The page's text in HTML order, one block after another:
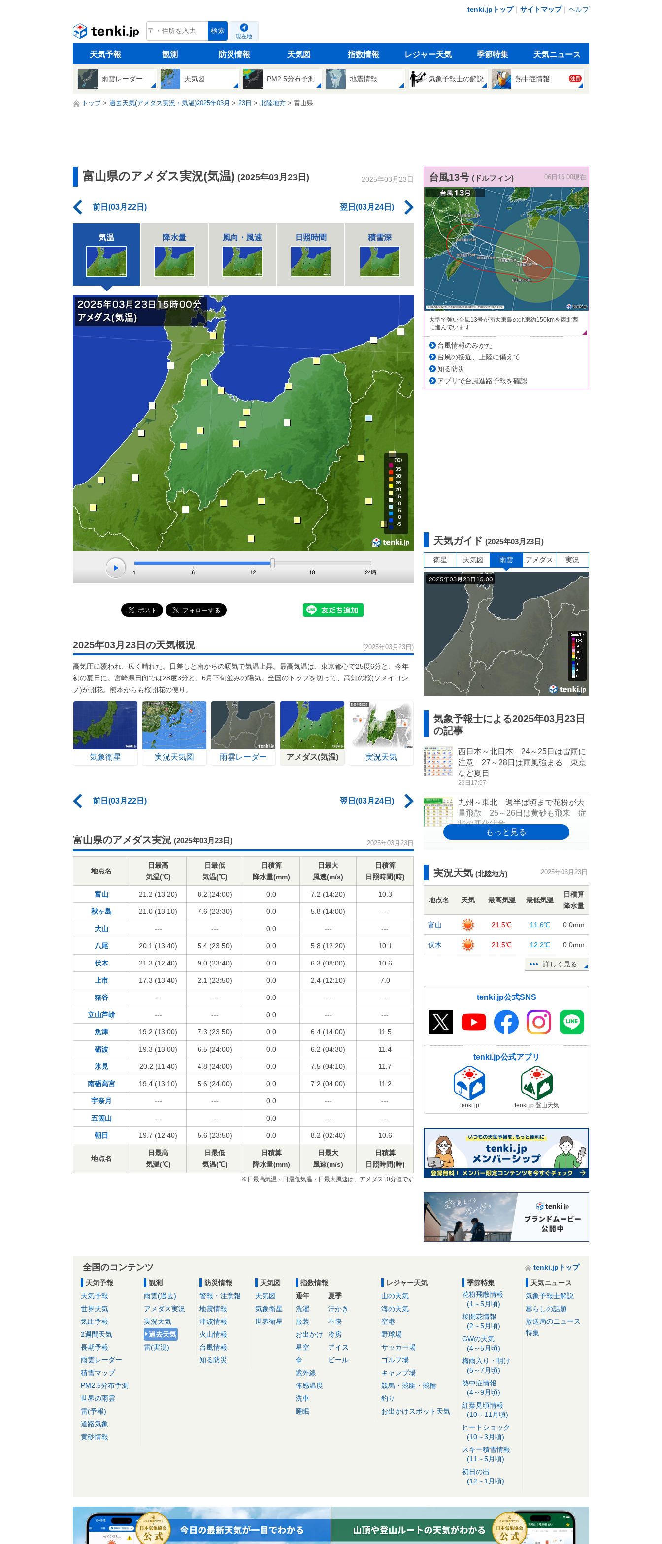
tenki.jpトップ｜ サイトマップ｜ ヘルプ
tenki.jp 検索
現在地
天気予報 観測 防災情報 天気図 指数情報 レジャー天気 季節特集 天気ニュース
雨雲レーダー 天気図 PM2.5分布予測 地震情報 気象予報士の解説 熱中症情報 注目
トップ 過去天気(アメダス実況・気温)2025年03月 23日 北陸地方 富山県
富山県のアメダス実況(気温) (2025年03月23日) 2025年03月23日
前日(03月22日) 翌日(03月24日)
気温 降水量 風向・風速 日照時間 積雪深
2025年03月23日の天気概況 (2025年03月23日)
高気圧に覆われ、広く晴れた。日差しと南からの暖気で気温上昇。最高気温は、東京都心で25度6分と、今年
初の夏日に。宮崎県日向では28度3分と、6月下旬並みの陽気。全国のトップを切って、高知の桜(ソメイヨシ
ノ)が開花。熊本からも桜開花の便り。
気象衛星 実況天気図 雨雲レーダー アメダス(気温) 実況天気
前日(03月22日) 翌日(03月24日)
富山県のアメダス実況 (2025年03月23日) 2025年03月23日
地点名
日最高
気温(℃)
日最低
気温(℃)
日積算
降水量(mm)
日最大
風速(m/s)
日積算
日照時間(時)
富山 21.2 (13:20) 8.2 (24:00) 0.0 7.2 (14:20) 10.3
秋ヶ島 21.0 (13:10) 7.6 (23:30) 0.0 5.8 (14:00) ---
大山 --- --- 0.0 --- ---
八尾 20.1 (13:40) 5.4 (23:50) 0.0 5.8 (12:20) 10.1
伏木 21.3 (12:40) 9.0 (23:40) 0.0 6.3 (08:00) 10.6
上市 17.3 (13:40) 2.1 (23:50) 0.0 2.4 (12:10) 7.0
猪谷 --- --- 0.0 --- ---
立山芦峅 --- --- 0.0 --- ---
魚津 19.2 (13:00) 7.3 (23:50) 0.0 6.4 (14:00) 11.5
砺波 19.3 (13:00) 6.5 (24:00) 0.0 6.2 (04:30) 11.4
氷見 20.2 (11:40) 4.8 (24:00) 0.0 7.5 (04:10) 11.7
南砺高宮 19.4 (13:10) 5.6 (24:00) 0.0 7.2 (04:00) 11.2
宇奈月 --- --- 0.0 --- ---
五箇山 --- --- 0.0 --- ---
朝日 19.7 (12:40) 5.6 (23:50) 0.0 8.2 (02:40) 10.6
地点名
日最高
気温(℃)
日最低
気温(℃)
日積算
降水量(mm)
日最大
風速(m/s)
日積算
日照時間(時)
※日最高気温・日最低気温・日最大風速は、アメダス10分値です
台風13号 (ドルフィン) 06日16:00現在
大型で強い台風13号が南大東島の北東約150kmを西北西
に進んでいます
台風情報のみかた
台風の接近、上陸に備えて
知る防災
アプリで台風進路予報を確認
天気ガイド (2025年03月23日)
衛星 天気図 雨雲 アメダス 実況
気象予報士による2025年03月23日
の記事
西日本～北日本 24～25日は雷雨に
注意 27～28日は雨風強まる 東京
など夏日
23日17:57
九州～東北 週半ば頃まで花粉が大
量飛散 25～26日は黄砂も飛来 症
状の悪化注意
き上がる予想
23日15:45
高知に続き 熊本や宇和島(愛媛県)で
も桜(ソメイヨシノ)が開花
23日15:34
【速報】高知で桜(ソメイヨシノ)開
花 昨年と同じ日に観測 気象官署
【速報】東京都心で今年初の最高気
23日13:42
東京都心の桜 つぼみがピンク色
に 季節先取りの陽気で 開花は秒
読み
23日12:45
北陸 25日から今季初の本格的な黄
砂飛来か 花粉も大量飛散 注意点
や対策は
23日11:36
【速報】関東で今年初めての夏日
千葉県市原市の牛久で最高気温25℃
以上
る所も 花粉症の方は万全の対策を
23日10:33
23日 東京都心は夏日か 九州～関
東は晴れて初夏の陽気 北陸～北海
26日まで初夏の陽気 27日から雨・
風が強まる 桜の開花ラッシュへ 2
週間天気
23日07:08
ヒノキ花粉がピークへ 25日は広範
囲で「黄砂」が飛来予想 症状の悪
化に注意
23日05:55
実況天気 (北陸地方) 2025年03月23日
地点名 天気 最高気温 最低気温
日積算
降水量
富山 21.5℃ 11.6℃ 0.0mm
伏木 21.5℃ 12.2℃ 0.0mm
詳しく見る
tenki.jp公式SNS
tenki.jp公式アプリ
tenki.jp tenki.jp 登山天気
全国のコンテンツ
tenki.jpトップ
天気予報
天気予報
世界天気
気圧予報
2週間天気
長期予報
雨雲レーダー
積雪マップ
PM2.5分布予測
世界の雨雲
雷(予報)
道路気象
黄砂情報
観測
雨雲(過去)
アメダス実況
実況天気
過去天気
雷(実況)
防災情報
警報・注意報
地震情報
津波情報
火山情報
台風情報
知る防災
天気図
天気図
気象衛星
世界衛星
指数情報
通年
洗濯
服装
お出かけ
星空
傘
紫外線
体感温度
洗車
睡眠
夏季
汗かき
不快
冷房
アイス
ビール
レジャー天気
山の天気
海の天気
空港
野球場
サッカー場
ゴルフ場
キャンプ場
競馬・競艇・競輪
釣り
お出かけスポット天気
季節特集
花粉飛散情報
(1～5月頃)
桜開花情報
(2～5月頃)
GWの天気
(4～5月頃)
梅雨入り・明け
(5～7月頃)
熱中症情報
(4～9月頃)
紅葉見頃情報
(10～11月頃)
ヒートショック
(10～3月頃)
スキー積雪情報
(11～5月頃)
初日の出
(12～1月頃)
天気ニュース
気象予報士解説
暮らしの話題
放送局のニュース
特集